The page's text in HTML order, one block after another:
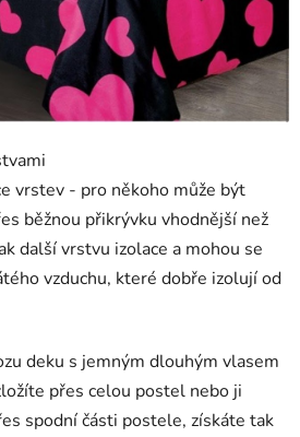
vrstev - pro někoho může být
běžnou přikrývku vhodnější než
další vrstvu izolace a mohou se
vzduchu, které dobře izolují od
deku s jemným dlouhým vlasem
přes celou postel nebo ji
spodní části postele, získáte tak